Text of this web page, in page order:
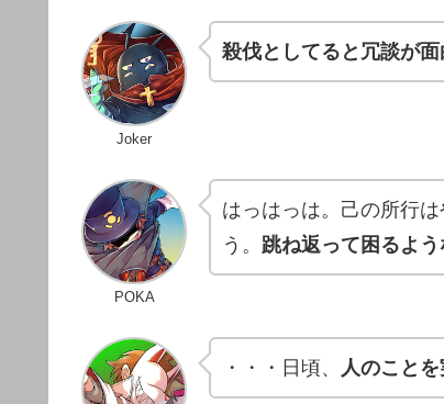
Joker
殺伐としてると冗談が面
POKA
はっはっは。己の所行
う。 跳ね返って困るよ
・・・日頃、 人のこと